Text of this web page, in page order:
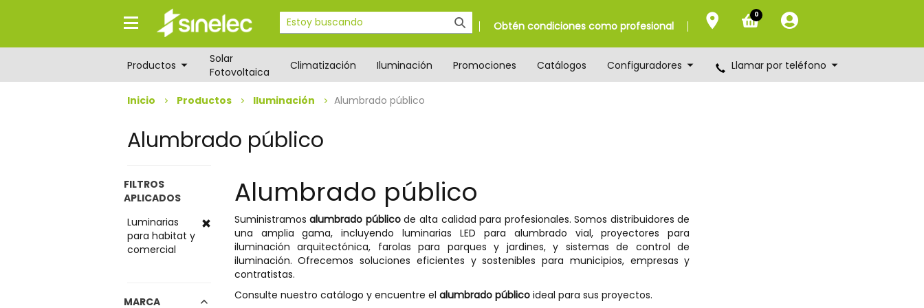
de
Obtén condiciones como profesional
0
Productos
Solar
Fotovoltaica
Climatización Iluminación Promociones Catálogos Configuradores Llamar por teléfono
Inicio Productos Iluminación Alumbrado público
Alumbrado público
FILTROS
APLICADOS
Luminarias
para habitat y
comercial
MARCA
Alumbrado público
Suministramosalumbrado públicode alta calidad para profesionales. Somos distribuidores de
una amplia gama, incluyendo luminarias LED para alumbrado vial, proyectores para
iluminación arquitectónica, farolas para parques y jardines, y sistemas de control de
iluminación. Ofrecemos soluciones eficientes y sostenibles para municipios, empresas y
contratistas.
Consulte nuestro catálogo y encuentre el alumbrado públicoideal para sus proyectos.